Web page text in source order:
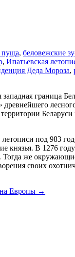
пуща, беловежские
, Ипатьевская
Деда Мороза,
граница
древнейшего
под 983
князья. В 1276
. Тогда же
своих
Европы →